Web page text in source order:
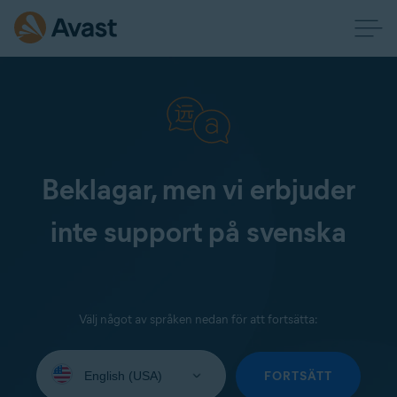
Beklagar, men vi erbjuder
inte support på svenska
Välj något av språken nedan för att fortsätta:
your
FORTSÄTT